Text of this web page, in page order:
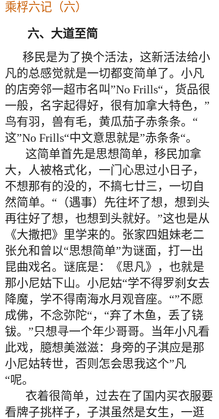
乘桴六记（六）
六、大道至简
移民是为了换个活法，这新活法给小
凡的总感觉就是一切都变简单了。小凡
的店旁邻一超市名叫”No Frills“，货品很
一般，名字起得好，很有加拿大特色，”
鸟有羽，兽有毛，黄瓜茄子赤条条。“
这”No Frills“中文意思就是”赤条条“。
这简单首先是思想简单，移民加拿
大，人被格式化，一门心思过小日子，
不想那有的没的，不搞七廿三，一切自
然简单。“（遇事）先往坏了想，想到头
再往好了想，也想到头就好。”这也是从
《大撒把》里学来的。张家四姐妹老二
张允和曾以“思想简单”为谜面，打一出
昆曲戏名。谜底是：《思凡》，也就是
那小尼姑下山。小尼姑“学不得罗刹女去
降魔，学不得南海水月观音座。“”不愿
成佛，不念弥陀“，“弃了木鱼，丢了铙
钹。”只想寻一个年少哥哥。当年小凡看
此戏，臆想美滋滋：身旁的子淇应是那
小尼姑转世，否则怎会思我这个”凡
“呢。
衣着很简单，过去在了国内买衣服要
看牌子挑样子，子淇虽然是女生，一逛